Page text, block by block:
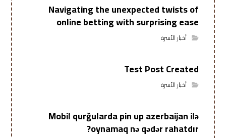
Navigating the unexpected twists of
online betting with surprising ease
أخبار الأسرة
Test Post Created
أخبار الأسرة
Mobil qurğularda pin up azerbaijan ilə
oynamaq nə qədər rahatdır?